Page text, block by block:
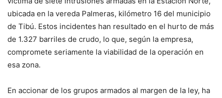
ubicada en la vereda Palmeras, kilómetro 16 del municipio
de Tibú. Estos incidentes han resultado en el hurto de más
de 1.327 barriles de crudo, lo que, según la empresa,
compromete seriamente la viabilidad de la operación en
esa zona.
En accionar de los grupos armados al margen de la ley, ha